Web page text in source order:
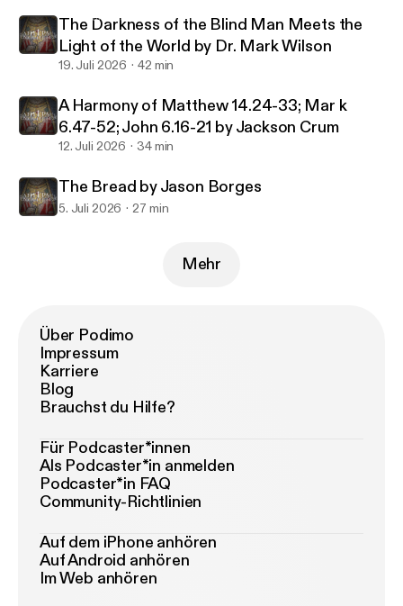
Saint Paul Union Church
The Darkness of the Blind Man Meets the
Light of the World by Dr. Mark Wilson
19. Juli 2026 42 min
A Harmony of Matthew 14.24-33; Mar k
6.47-52; John 6.16-21 by Jackson Crum
12. Juli 2026 34 min
The Bread by Jason Borges
5. Juli 2026 27 min
Mehr
Über Podimo
Impressum
Karriere
Blog
Brauchst du Hilfe?
Für Podcaster*innen
Als Podcaster*in anmelden
Podcaster*in FAQ
Community-Richtlinien
Auf dem iPhone anhören
Auf Android anhören
Im Web anhören